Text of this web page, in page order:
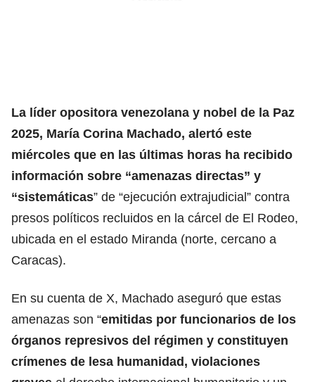
La líder opositora venezolana y nobel de la Paz
2025, María Corina Machado, alertó este
miércoles que en las últimas horas ha recibido
información sobre “amenazas directas” y
“sistemáticas” de “ejecución extrajudicial” contra
presos políticos recluidos en la cárcel de El Rodeo,
ubicada en el estado Miranda (norte, cercano a
Caracas).
En su cuenta de X, Machado aseguró que estas
amenazas son “emitidas por funcionarios de los
órganos represivos del régimen y constituyen
crímenes de lesa humanidad, violaciones